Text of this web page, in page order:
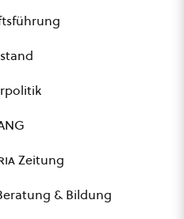
Zeitung
& Bildung